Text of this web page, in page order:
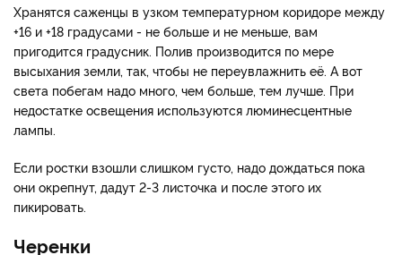
Хранятся саженцы в узком температурном коридоре между
+16 и +18 градусами - не больше и не меньше, вам
пригодится градусник. Полив производится по мере
высыхания земли, так, чтобы не переувлажнить её. А вот
света побегам надо много, чем больше, тем лучше. При
недостатке освещения используются люминесцентные
лампы.
Если ростки взошли слишком густо, надо дождаться пока
они окрепнут, дадут 2-3 листочка и после этого их
пикировать.
Черенки